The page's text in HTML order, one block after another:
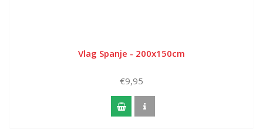
Vlag Spanje - 200x150cm
€9,95